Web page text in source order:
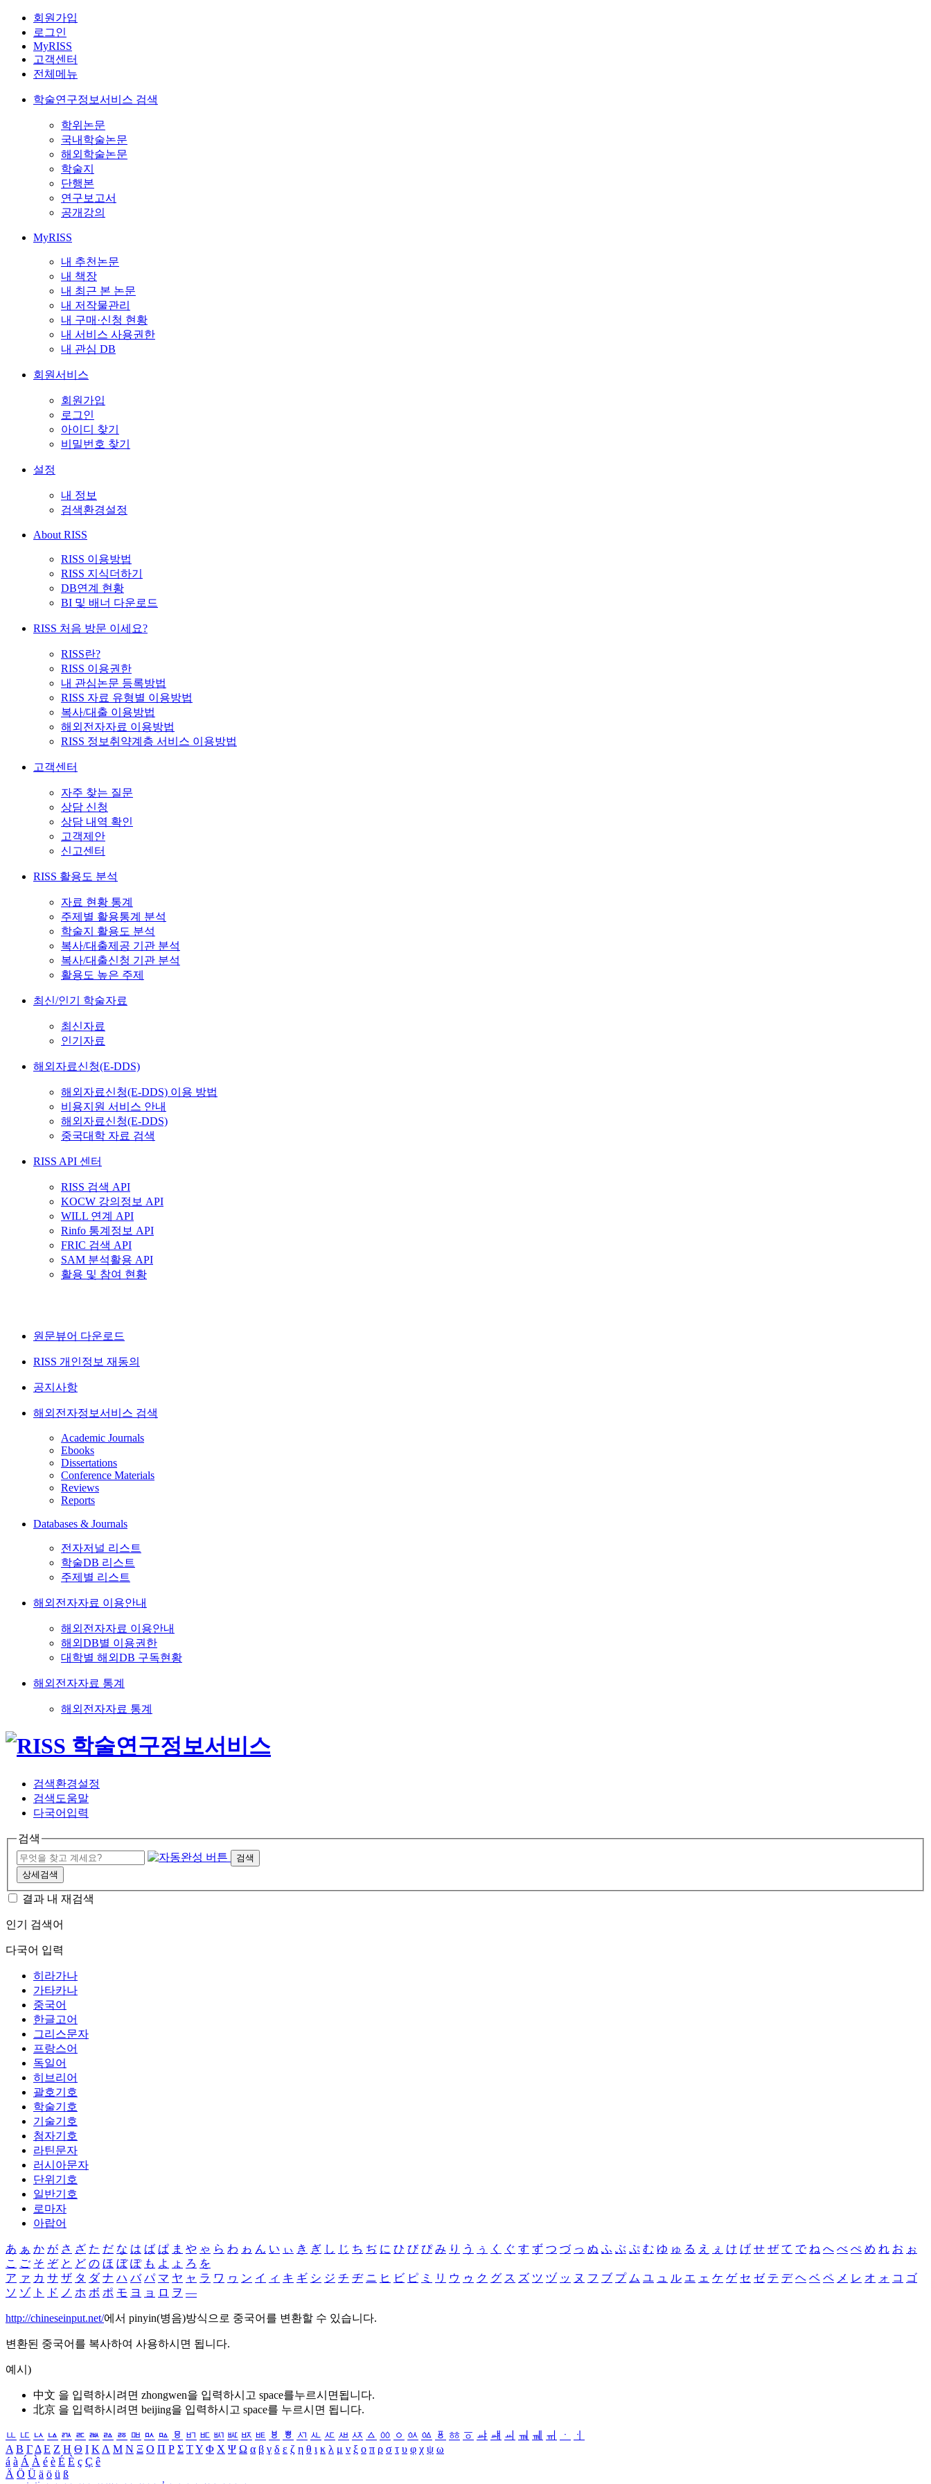
회원가입
로그인
MyRISS
고객센터
전체메뉴
학술연구정보서비스 검색
학위논문
국내학술논문
해외학술논문
학술지
단행본
연구보고서
공개강의
MyRISS
내 추천논문
내 책장
내 최근 본 논문
내 저작물관리
내 구매·신청 현황
내 서비스 사용권한
내 관심 DB
회원서비스
회원가입
로그인
아이디 찾기
비밀번호 찾기
설정
내 정보
검색환경설정
About RISS
RISS 이용방법
RISS 지식더하기
DB연계 현황
BI 및 배너 다운로드
RISS 처음 방문 이세요?
RISS란?
RISS 이용권한
내 관심논문 등록방법
RISS 자료 유형별 이용방법
복사/대출 이용방법
해외전자자료 이용방법
RISS 정보취약계층 서비스 이용방법
고객센터
자주 찾는 질문
상담 신청
상담 내역 확인
고객제안
신고센터
RISS 활용도 분석
자료 현황 통계
주제별 활용통계 분석
학술지 활용도 분석
복사/대출제공 기관 분석
복사/대출신청 기관 분석
활용도 높은 주제
최신/인기 학술자료
최신자료
인기자료
해외자료신청(E-DDS)
해외자료신청(E-DDS) 이용 방법
비용지원 서비스 안내
해외자료신청(E-DDS)
중국대학 자료 검색
RISS API 센터
RISS 검색 API
KOCW 강의정보 API
WILL 연계 API
Rinfo 통계정보 API
FRIC 검색 API
SAM 분석활용 API
활용 및 참여 현황
원문뷰어 다운로드
RISS 개인정보 재동의
공지사항
해외전자정보서비스 검색
Academic Journals
Ebooks
Dissertations
Conference Materials
Reviews
Reports
Databases & Journals
전자저널 리스트
학술DB 리스트
주제별 리스트
해외전자자료 이용안내
해외전자자료 이용안내
해외DB별 이용권한
대학별 해외DB 구독현황
해외전자자료 통계
해외전자자료 통계
검색환경설정
검색도움말
다국어입력
검색
검색
상세검색
결과 내 재검색
인기 검색어
다국어 입력
히라가나
가타카나
중국어
한글고어
그리스문자
프랑스어
독일어
히브리어
괄호기호
학술기호
기술기호
첨자기호
라틴문자
러시아문자
단위기호
일반기호
로마자
아랍어
あ ぁ か が さ ざ た だ な は ば ぱ ま や ゃ ら わ ゎ ん い ぃ き ぎ し じ ち ぢ に ひ び ぴ み り う ぅ く ぐ す ず つ づ っ ぬ ふ ぶ ぷ む ゆ ゅ る え ぇ け げ せ ぜ て で ね へ べ ぺ め れ お ぉ
こ ご そ ぞ と ど の ほ ぼ ぽ も よ ょ ろ を
ア ァ カ サ ザ タ ダ ナ ハ バ パ マ ヤ ャ ラ ワ ヮ ン イ ィ キ ギ シ ジ チ ヂ ニ ヒ ビ ピ ミ リ ウ ゥ ク グ ス ズ ツ ヅ ッ ヌ フ ブ プ ム ユ ュ ル エ ェ ケ ゲ セ ゼ テ デ ヘ ベ ペ メ レ オ ォ コ ゴ
ソ ゾ ト ド ノ ホ ボ ポ モ ヨ ョ ロ ヲ ―
http://chineseinput.net/에서 pinyin(병음)방식으로 중국어를 변환할 수 있습니다.
변환된 중국어를 복사하여 사용하시면 됩니다.
예시)
中文 을 입력하시려면 zhongwen을 입력하시고 space를누르시면됩니다.
北京 을 입력하시려면 beijing을 입력하시고 space를 누르시면 됩니다.
ㅥ ㅦ ㅧ ㅨ ㅩ ㅪ ㅫ ㅬ ㅭ ㅮ ㅯ ㅰ ㅱ ㅲ ㅳ ㅴ ㅵ ㅶ ㅷ ㅸ ㅹ ㅺ ㅻ ㅼ ㅽ ㅾ ㅿ ㆀ ㆁ ㆂ ㆃ ㆄ ㆅ ㆆ ㆇ ㆈ ㆉ ㆊ ㆋ ㆌ ㆍ
ㆎ
Α Β ΓΔ Ε Ζ Η Θ Ι ΚΛ Μ Ν Ξ Ο Π Ρ Σ ΤΥ Φ Χ Ψ Ω α β γ δ ε ζ η θ ι κ λ μ ν ξ ο π ρ σ τ υ φ χ ψ ω
á à Á À é è É È ç Ç ê
Ä Ö Ü ä ö ü ß